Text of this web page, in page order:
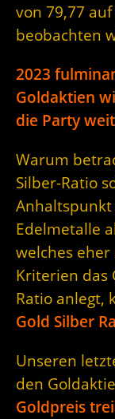
von 79,77
beobachten
2023
Goldaktien
die Party
Warum
Silber-Ratio
Anhaltspunkt
Edelmetalle
welches
Kriterien das
Ratio anlegt,
Gold Silber
Unseren
den
Goldpreis